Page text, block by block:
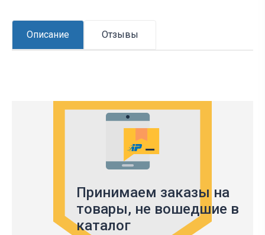
Описание Отзывы
Принимаем заказы на
товары, не вошедшие в
каталог